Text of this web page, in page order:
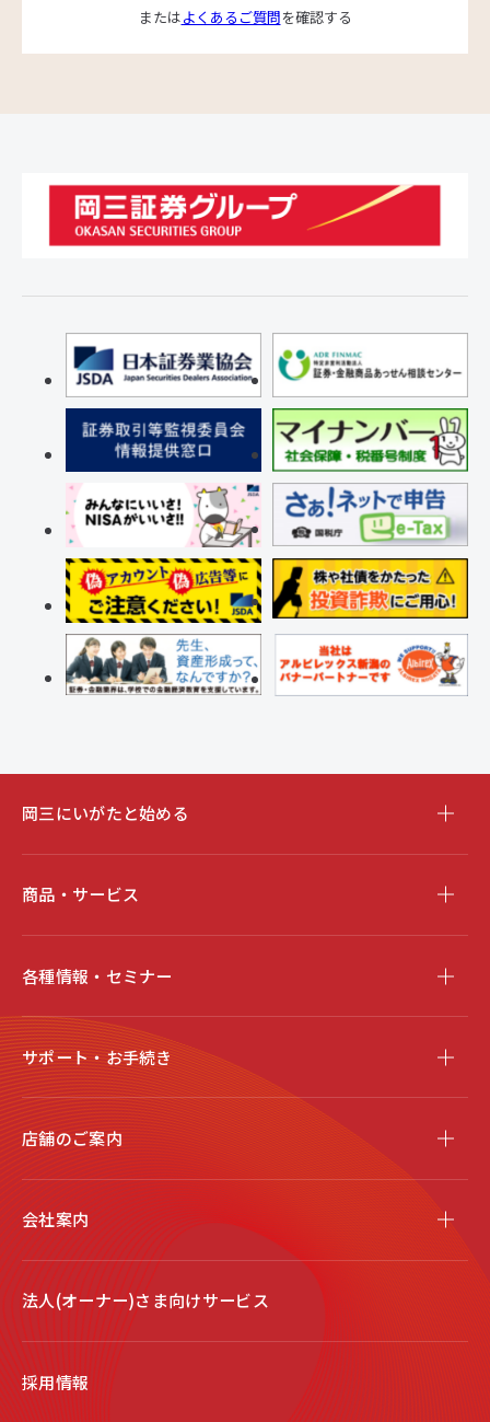
またはよくあるご質問を確認する
岡三にいがたと始める
商品・サービス
各種情報・セミナー
サポート・お手続き
店舗のご案内
会社案内
法人(オーナー)さま向けサービス
採用情報